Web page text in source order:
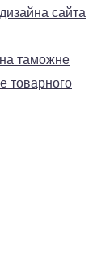
сайта
на таможне
товарного